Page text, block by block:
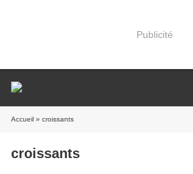
Publicité
Accueil » croissants
croissants